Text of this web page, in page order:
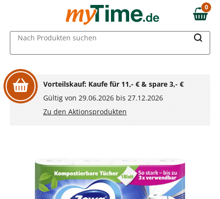
Zum Hauptinhalt springen
Zur Navigation springen
Zur Suche springen
0,00 €
0
Nach Produkten suchen
Vorteilskauf: Kaufe für 11,- € & spare 3,- €
Gültig von 29.06.2026 bis 27.12.2026
Zu den Aktionsprodukten